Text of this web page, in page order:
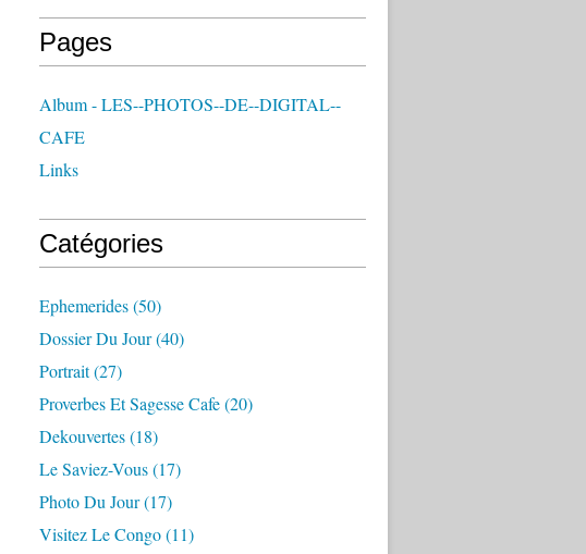
Pages
Album - LES--PHOTOS--DE--DIGITAL--
CAFE
Links
Catégories
Ephemerides(50)
Dossier Du Jour(40)
Portrait(27)
Proverbes Et Sagesse Cafe(20)
Dekouvertes(18)
Le Saviez-Vous(17)
Photo Du Jour(17)
Visitez Le Congo(11)